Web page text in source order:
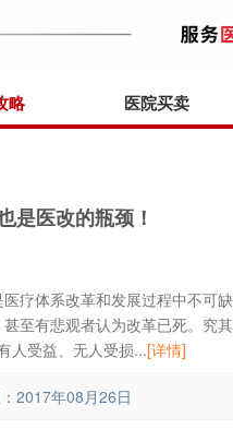
略 医院买卖
是医改的瓶颈！
疗体系改革和发展过程中不可
至有悲观者认为改革已死。究
人受益、无人受损...[详情]
2017年08月26日